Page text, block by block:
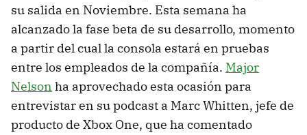
su salida en Noviembre. Esta semana ha
alcanzado la fase beta de su desarrollo, momento
a partir del cual la consola estará en pruebas
entre los empleados de la compañía. Major
Nelson ha aprovechado esta ocasión para
entrevistar en su podcast a Marc Whitten, jefe de
producto de Xbox One, que ha comentado